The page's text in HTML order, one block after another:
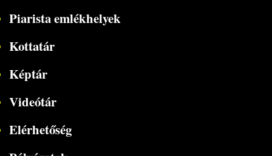
Piarista emlékhelyek
Kottatár
Képtár
Videótár
Elérhetőség